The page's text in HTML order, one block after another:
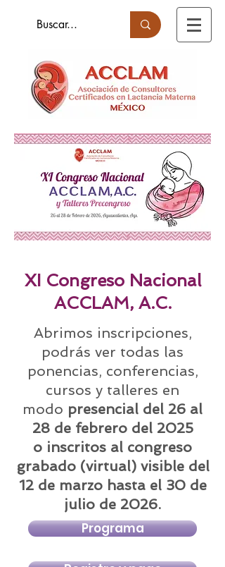
XI Congreso Nacional
ACCLAM, A.C.
Abrimos inscripciones,
podrás ver todas las
ponencias, conferencias,
cursos y talleres en
modo presencial del 26 al
28 de febrero del 2025
o inscritos al congreso
grabado (virtual) visible del
12 de marzo hasta el 30 de
julio de 2026.
Programa